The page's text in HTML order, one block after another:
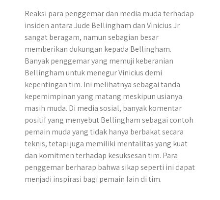
Reaksi para penggemar dan media muda terhadap
insiden antara Jude Bellingham dan Vinicius Jr.
sangat beragam, namun sebagian besar
memberikan dukungan kepada Bellingham.
Banyak penggemar yang memuji keberanian
Bellingham untuk menegur Vinicius demi
kepentingan tim. Ini melihatnya sebagai tanda
kepemimpinan yang matang meskipun usianya
masih muda. Di media sosial, banyak komentar
positif yang menyebut Bellingham sebagai contoh
pemain muda yang tidak hanya berbakat secara
teknis, tetapi juga memiliki mentalitas yang kuat
dan komitmen terhadap kesuksesan tim. Para
penggemar berharap bahwa sikap seperti ini dapat
menjadi inspirasi bagi pemain lain di tim.